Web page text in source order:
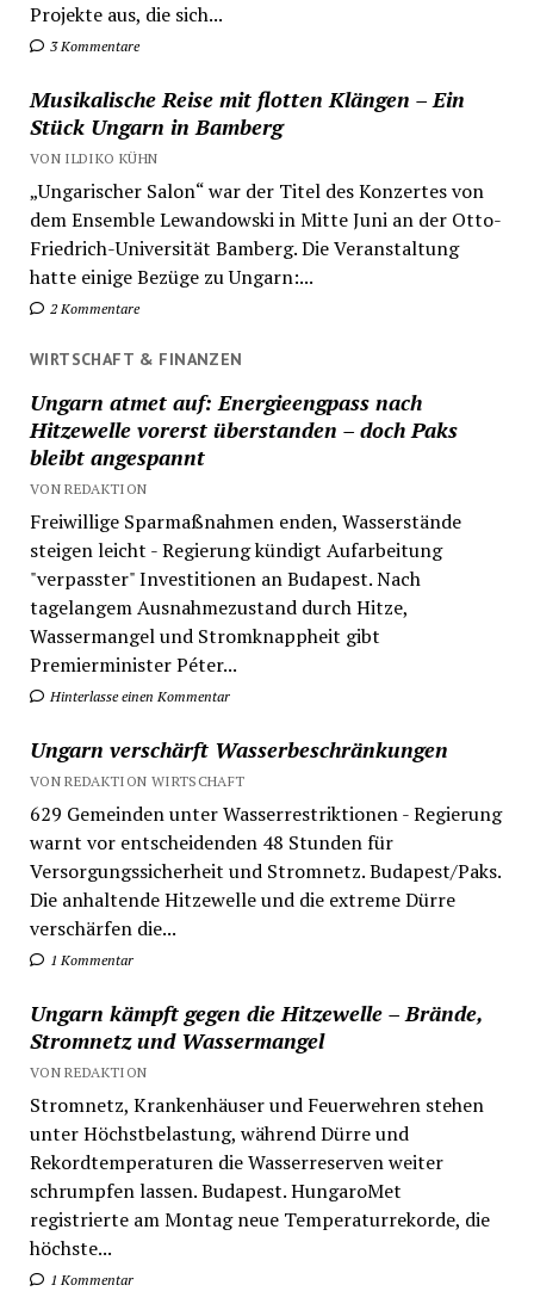
Projekte aus, die sich...
3 Kommentare
Musikalische Reise mit flotten Klängen – Ein
Stück Ungarn in Bamberg
VON ILDIKO KÜHN
„Ungarischer Salon“ war der Titel des Konzertes von
dem Ensemble Lewandowski in Mitte Juni an der Otto-
Friedrich-Universität Bamberg. Die Veranstaltung
hatte einige Bezüge zu Ungarn:...
2 Kommentare
WIRTSCHAFT & FINANZEN
Ungarn atmet auf: Energieengpass nach
Hitzewelle vorerst überstanden – doch Paks
bleibt angespannt
VON REDAKTION
Freiwillige Sparmaßnahmen enden, Wasserstände
steigen leicht - Regierung kündigt Aufarbeitung
"verpasster" Investitionen an Budapest. Nach
tagelangem Ausnahmezustand durch Hitze,
Wassermangel und Stromknappheit gibt
Premierminister Péter...
Hinterlasse einen Kommentar
Ungarn verschärft Wasserbeschränkungen
VON REDAKTION WIRTSCHAFT
629 Gemeinden unter Wasserrestriktionen - Regierung
warnt vor entscheidenden 48 Stunden für
Versorgungssicherheit und Stromnetz. Budapest/Paks.
Die anhaltende Hitzewelle und die extreme Dürre
verschärfen die...
1 Kommentar
Ungarn kämpft gegen die Hitzewelle – Brände,
Stromnetz und Wassermangel
VON REDAKTION
Stromnetz, Krankenhäuser und Feuerwehren stehen
unter Höchstbelastung, während Dürre und
Rekordtemperaturen die Wasserreserven weiter
schrumpfen lassen. Budapest. HungaroMet
registrierte am Montag neue Temperaturrekorde, die
höchste...
1 Kommentar